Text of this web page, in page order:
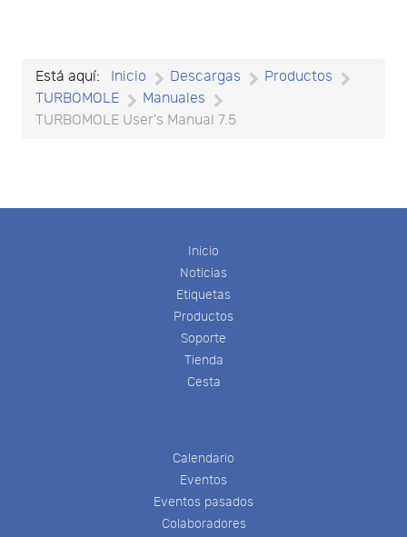
Está aquí: Inicio Descargas
Productos
TURBOMOLE
Manuales
TURBOMOLE User's Manual 7.5
Inicio
Noticias
Etiquetas
Productos
Soporte
Tienda
Cesta
Calendario
Eventos
Eventos pasados
Colaboradores